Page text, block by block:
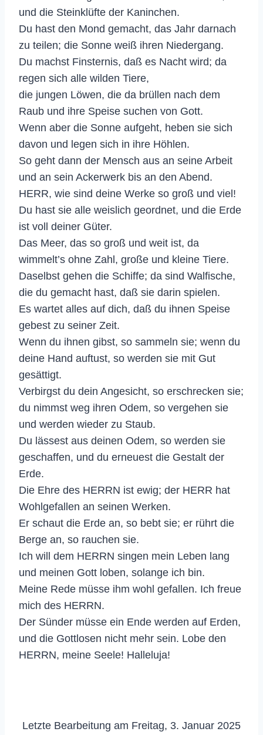
und die Steinklüfte der Kaninchen.
Du hast den Mond gemacht, das Jahr darnach
zu teilen; die Sonne weiß ihren Niedergang.
Du machst Finsternis, daß es Nacht wird; da
regen sich alle wilden Tiere,
die jungen Löwen, die da brüllen nach dem
Raub und ihre Speise suchen von Gott.
Wenn aber die Sonne aufgeht, heben sie sich
davon und legen sich in ihre Höhlen.
So geht dann der Mensch aus an seine Arbeit
und an sein Ackerwerk bis an den Abend.
HERR, wie sind deine Werke so groß und viel!
Du hast sie alle weislich geordnet, und die Erde
ist voll deiner Güter.
Das Meer, das so groß und weit ist, da
wimmelt’s ohne Zahl, große und kleine Tiere.
Daselbst gehen die Schiffe; da sind Walfische,
die du gemacht hast, daß sie darin spielen.
Es wartet alles auf dich, daß du ihnen Speise
gebest zu seiner Zeit.
Wenn du ihnen gibst, so sammeln sie; wenn du
deine Hand auftust, so werden sie mit Gut
gesättigt.
Verbirgst du dein Angesicht, so erschrecken sie;
du nimmst weg ihren Odem, so vergehen sie
und werden wieder zu Staub.
Du lässest aus deinen Odem, so werden sie
geschaffen, und du erneuest die Gestalt der
Erde.
Die Ehre des HERRN ist ewig; der HERR hat
Wohlgefallen an seinen Werken.
Er schaut die Erde an, so bebt sie; er rührt die
Berge an, so rauchen sie.
Ich will dem HERRN singen mein Leben lang
und meinen Gott loben, solange ich bin.
Meine Rede müsse ihm wohl gefallen. Ich freue
mich des HERRN.
Der Sünder müsse ein Ende werden auf Erden,
und die Gottlosen nicht mehr sein. Lobe den
HERRN, meine Seele! Halleluja!
Letzte Bearbeitung am Freitag, 3. Januar 2025